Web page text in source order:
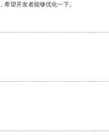
望开发者能够优化一下。